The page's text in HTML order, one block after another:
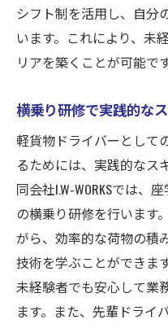
シフト制を活用し、自分
います。これにより、未
リアを築くことが可能です
横乗り研修で実践的な
軽貨物ドライバーとして
るためには、実践的なス
同会社I.W-WORKSでは、
の横乗り研修を行います
がら、効率的な荷物の積
技術を学ぶことができま
未経験者でも安心して業
ます。また、先輩ドライ